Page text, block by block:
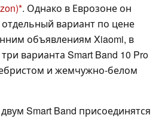
. Однако в Еврозоне он
отдельный вариант по цене
объявлениям Xiaomi, в
варианта Smart Band 10 Pro
и жемчужно-белом
Smart Band присоединятся